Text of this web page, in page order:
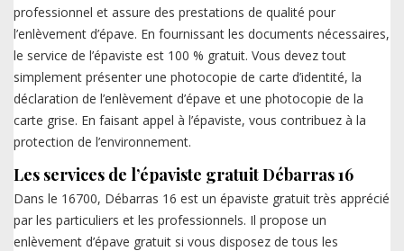
professionnel et assure des prestations de qualité pour
l’enlèvement d’épave. En fournissant les documents nécessaires,
le service de l’épaviste est 100 % gratuit. Vous devez tout
simplement présenter une photocopie de carte d’identité, la
déclaration de l’enlèvement d’épave et une photocopie de la
carte grise. En faisant appel à l’épaviste, vous contribuez à la
protection de l’environnement.
Les services de l’épaviste gratuit Débarras 16
Dans le 16700, Débarras 16 est un épaviste gratuit très apprécié
par les particuliers et les professionnels. Il propose un
enlèvement d’épave gratuit si vous disposez de tous les